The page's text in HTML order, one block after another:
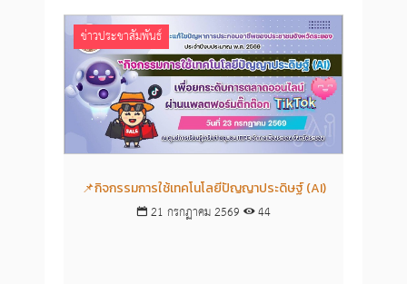
ข่าวประชาสัมพันธ์
📌กิจกรรมการใช้เทคโนโลยีปัญญาประดิษฐ์ (AI)
21 กรกฏาคม 2569 44